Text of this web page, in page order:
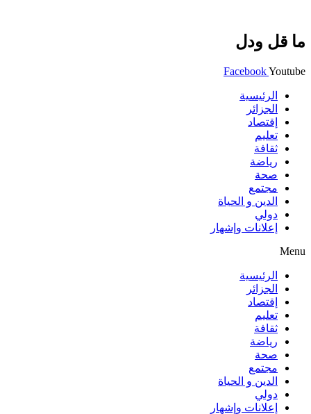
ما قل ودل
FacebookYoutube
الرئيسية
الجزائر
إقتصاد
تعليم
ثقافة
رياضة
صحة
مجتمع
الدين و الحياة
دولي
إعلانات وإشهار
Menu
الرئيسية
الجزائر
إقتصاد
تعليم
ثقافة
رياضة
صحة
مجتمع
الدين و الحياة
دولي
إعلانات وإشهار